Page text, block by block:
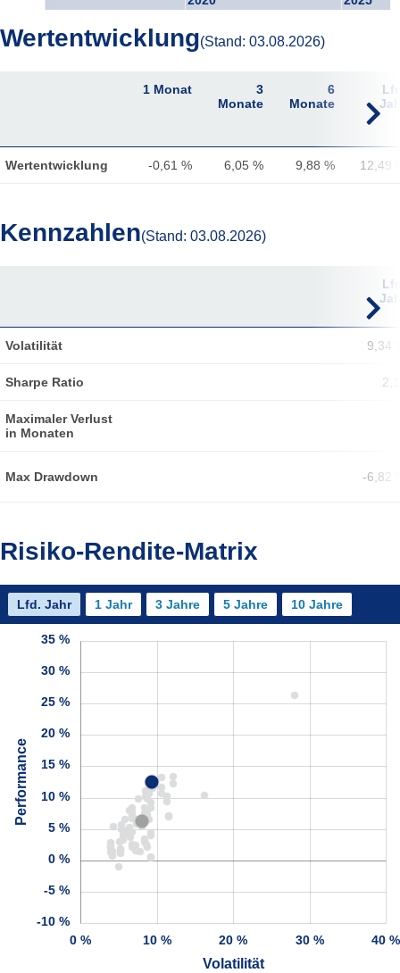
Wertentwicklung(Stand: 03.08.2026)
1 Monat
3
Monate
6
Monate
Wertentwicklung -0,61 % 6,05 % 9,88 % 12,49
Kennzahlen(Stand: 03.08.2026)
Volatilität 9,34
Sharpe Ratio
Maximaler Verlust
in Monaten
Max Drawdown -6,82
Risiko-Rendite-Matrix
Lfd. Jahr 1 Jahr 3 Jahre 5 Jahre 10 Jahre
0 % 10 % 20 % 30 % 40 %
Volatilität
-10 %
-5 %
0 %
5 %
10 %
15 %
20 %
25 %
30 %
35 %
Performance